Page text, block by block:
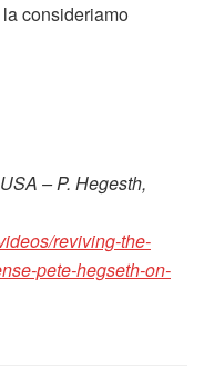
consideriamo
– P. Hegesth,
reviving-the-
pete-hegseth-on-